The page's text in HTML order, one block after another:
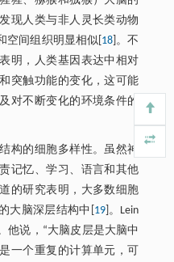
现人类与非人灵长类动物
空间组织明显相似[ 18 ]。不
明，人类基因表达中相对
突触功能的变化，这可能
对不断变化的环境条件的
构的细胞多样性。虽然神
记忆、学习、语言和其他
的研究表明，大多数细胞
大脑深层结构中[ 19]。Lein
他说，“大脑皮层是大脑中
一个重复的计算单元，可